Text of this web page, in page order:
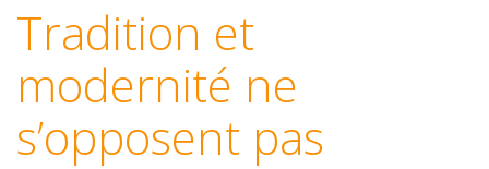
Tradition et
modernité ne
s’opposent pas